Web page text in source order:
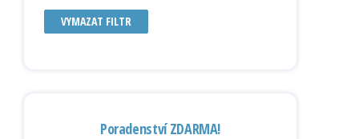
VYMAZAT FILTR
Poradenství ZDARMA!